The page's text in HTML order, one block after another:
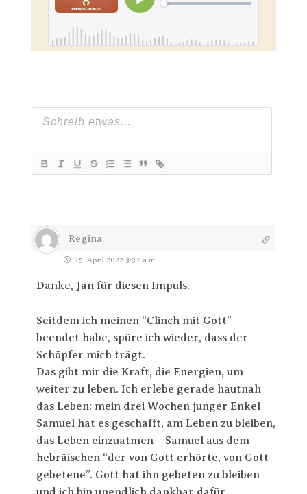
Regina
15. April 2022 3:37 a.m.
Danke, Jan für diesen Impuls.
Seitdem ich meinen “Clinch mit Gott”
beendet habe, spüre ich wieder, dass der
Schöpfer mich trägt.
Das gibt mir die Kraft, die Energien, um
weiter zu leben. Ich erlebe gerade hautnah
das Leben: mein drei Wochen junger Enkel
Samuel hat es geschafft, am Leben zu bleiben,
das Leben einzuatmen – Samuel aus dem
hebräischen “der von Gott erhörte, von Gott
gebetene”. Gott hat ihn gebeten zu bleiben